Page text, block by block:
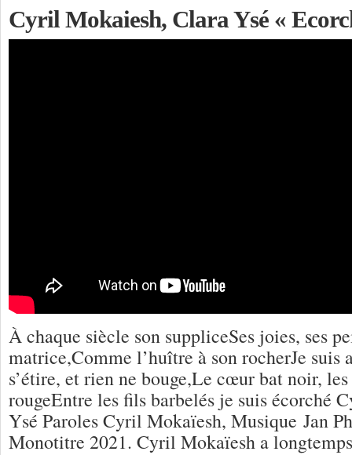
Cyril Mokaiesh, Clara Ysé «
À chaque siècle son suppliceSes joies, ses
matrice,Comme l’huître à son rocherJe suis
s’étire, et rien ne bouge,Le cœur bat noir,
rougeEntre les fils barbelés je suis écorché
Ysé Paroles Cyril Mokaïesh, Musique Jan
Monotitre 2021. Cyril Mokaïesh a